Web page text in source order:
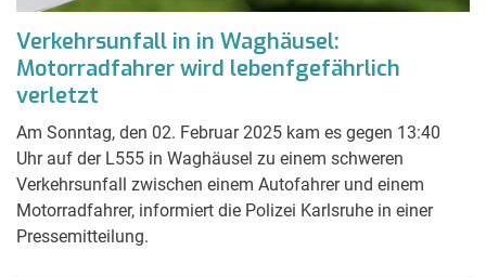
Verkehrsunfall in in Waghäusel:
Motorradfahrer wird lebenfgefährlich
verletzt
Am Sonntag, den 02. Februar 2025 kam es gegen 13:40
Uhr auf der L555 in Waghäusel zu einem schweren
Verkehrsunfall zwischen einem Autofahrer und einem
Motorradfahrer, informiert die Polizei Karlsruhe in einer
Pressemitteilung.